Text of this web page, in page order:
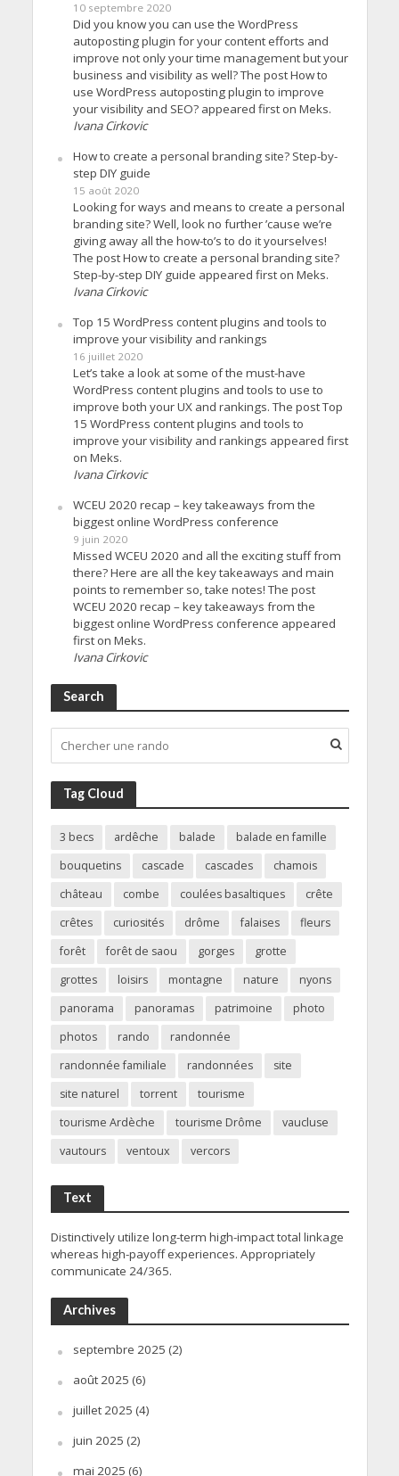
10 septembre 2020
Did you know you can use the WordPress
autoposting plugin for your content efforts and
improve not only your time management but your
business and visibility as well? The post How to
use WordPress autoposting plugin to improve
your visibility and SEO? appeared first on Meks.
Ivana Cirkovic
How to create a personal branding site? Step-by-
step DIY guide
15 août 2020
Looking for ways and means to create a personal
branding site? Well, look no further ’cause we’re
giving away all the how-to’s to do it yourselves!
The post How to create a personal branding site?
Step-by-step DIY guide appeared first on Meks.
Ivana Cirkovic
Top 15 WordPress content plugins and tools to
improve your visibility and rankings
16 juillet 2020
Let’s take a look at some of the must-have
WordPress content plugins and tools to use to
improve both your UX and rankings. The post Top
15 WordPress content plugins and tools to
improve your visibility and rankings appeared first
on Meks.
Ivana Cirkovic
WCEU 2020 recap – key takeaways from the
biggest online WordPress conference
9 juin 2020
Missed WCEU 2020 and all the exciting stuff from
there? Here are all the key takeaways and main
points to remember so, take notes! The post
WCEU 2020 recap – key takeaways from the
biggest online WordPress conference appeared
first on Meks.
Ivana Cirkovic
Search
Tag Cloud
3 becs ardêche balade
balade en famille
bouquetins
cascade cascades
chamois
château
combe coulées basaltiques
crête
crêtes
curiosités drôme falaises
fleurs
forêt
forêt de saou gorges
grotte
grottes
loisirs montagne nature
nyons
panorama
panoramas patrimoine
photo
photos
rando
randonnée
randonnée familiale
randonnées
site
site naturel
torrent
tourisme
tourisme Ardèche
tourisme Drôme
vaucluse
vautours
ventoux vercors
Text
Distinctively utilize long-term high-impact total linkage
whereas high-payoff experiences. Appropriately
communicate 24/365.
Archives
septembre 2025 (2)
août 2025 (6)
juillet 2025 (4)
juin 2025 (2)
mai 2025 (6)